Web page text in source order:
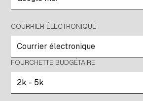
COURRIER ÉLECTRONIQUE
FOURCHETTE BUDGÉTAIRE